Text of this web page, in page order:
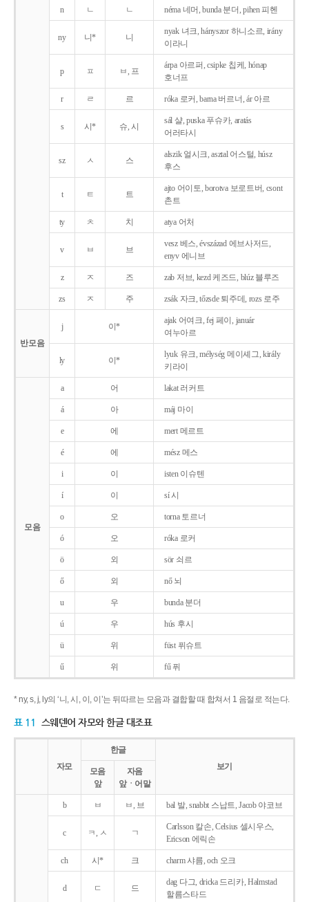
n ㄴ ㄴ néma 네머, bunda 분더, pihen 피헨
ny 니* 니
nyak 녀크, hányszor 하니소르, irány
이라니
p ㅍ ㅂ, 프
árpa 아르퍼, csipke 칩케, hónap
호너프
r ㄹ 르 róka 로커, barna 버르너, ár 아르
s 시* 슈, 시
sál 샬, puska 푸슈카, aratás
어러타시
sz ㅅ 스
alszik 얼시크, asztal 어스털, húsz
후스
t ㅌ 트
ajto 어이토, borotva 보로트버, csont
촌트
ty ㅊ 치 atya 어처
v ㅂ 브
vesz 베스, évszázad 에브사저드,
enyv 에니브
z ㅈ 즈 zab 저브, kezd 케즈드, blúz 블루즈
zs ㅈ 주 zsák 자크, tőzsde 퇴주데, rozs 로주
반모음
j 이*
ajak 어여크, fej 페이, január
여누아르
ly 이*
lyuk 유크, mélység 메이셰그, király
키라이
모음
a 어 lakat 러커트
á 아 máj 마이
e 에 mert 메르트
é 에 mész 메스
i 이 isten 이슈텐
í 이 sí 시
o 오 torna 토르너
ó 오 róka 로커
ö 외 sör 쇠르
ő 외 nő 뇌
u 우 bunda 분더
ú 우 hús 후시
ü 위 füst 퓌슈트
ű 위 fű 퓌
* ny, s, j, ly의 ‘니, 시, 이, 이’는 뒤따르는 모음과 결합할 때 합쳐서 1 음절로 적는다.
표 11 스웨덴어 자모와 한글 대조표
자모
한글
보기
모음
앞
자음
앞ㆍ어말
b ㅂ ㅂ, 브 bal 발, snabbt 스납트, Jacob 야코브
c ㅋ, ㅅ ㄱ
Carlsson 칼손, Celsius 셀시우스,
Ericson 에릭손
ch 시* 크 charm 샤름, och 오크
d ㄷ 드
dag 다그, dricka 드리카, Halmstad
할름스타드